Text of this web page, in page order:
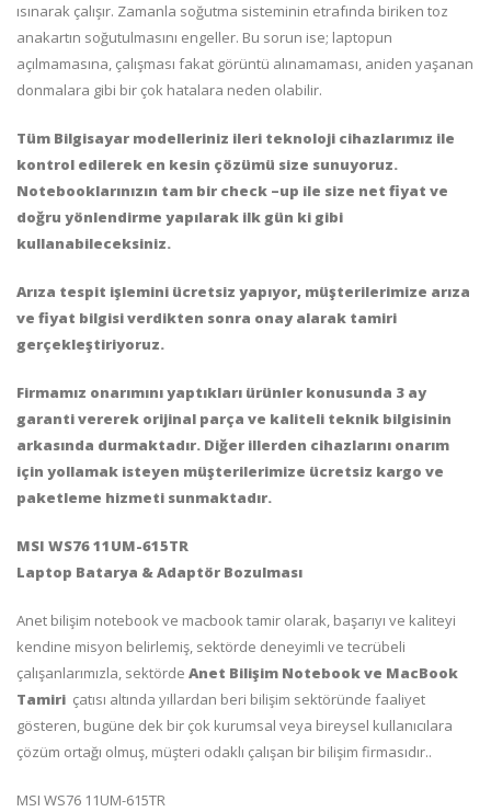
ısınarak çalışır. Zamanla soğutma sisteminin etrafında biriken toz
anakartın soğutulmasını engeller. Bu sorun ise; laptopun
açılmamasına, çalışması fakat görüntü alınamaması, aniden yaşanan
donmalara gibi bir çok hatalara neden olabilir.
Tüm Bilgisayar modelleriniz ileri teknoloji cihazlarımız ile
kontrol edilerek en kesin çözümü size sunuyoruz.
Notebooklarınızın tam bir check –up ile size net fiyat ve
doğru yönlendirme yapılarak ilk gün ki gibi
kullanabileceksiniz.
Arıza tespit işlemini ücretsiz yapıyor, müşterilerimize arıza
ve fiyat bilgisi verdikten sonra onay alarak tamiri
gerçekleştiriyoruz.
Firmamız onarımını yaptıkları ürünler konusunda 3 ay
garanti vererek orijinal parça ve kaliteli teknik bilgisinin
arkasında durmaktadır. Diğer illerden cihazlarını onarım
için yollamak isteyen müşterilerimize ücretsiz kargo ve
paketleme hizmeti sunmaktadır.
MSI WS76 11UM-615TR
Laptop Batarya & Adaptör Bozulması
Anet bilişim notebook ve macbook tamir olarak, başarıyı ve kaliteyi
kendine misyon belirlemiş, sektörde deneyimli ve tecrübeli
çalışanlarımızla, sektörde Anet Bilişim Notebook ve MacBook
Tamiri çatısı altında yıllardan beri bilişim sektöründe faaliyet
gösteren, bugüne dek bir çok kurumsal veya bireysel kullanıcılara
çözüm ortağı olmuş, müşteri odaklı çalışan bir bilişim firmasıdır..
MSI WS76 11UM-615TR